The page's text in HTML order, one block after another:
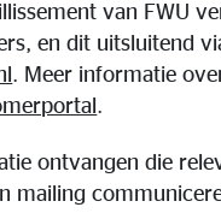
van FWU
en dit uitsluitend
. Meer informatie
ontvangen die
mailing